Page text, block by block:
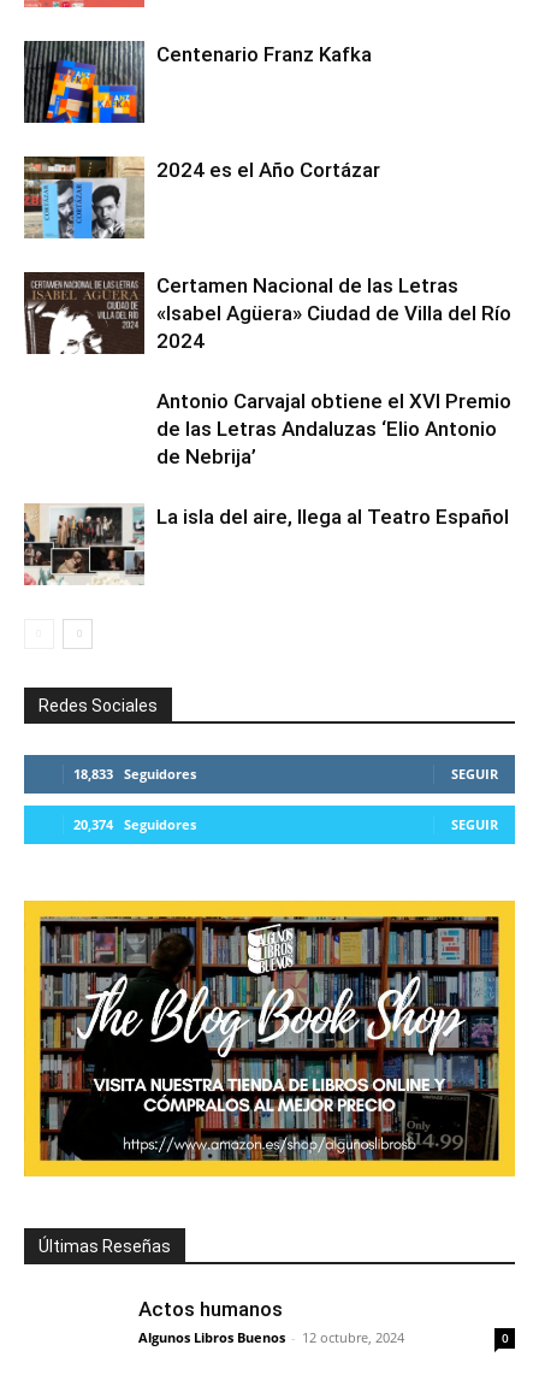
Centenario Franz Kafka
2024 es el Año Cortázar
Certamen Nacional de las Letras
«Isabel Agüera» Ciudad de Villa del Río
2024
Antonio Carvajal obtiene el XVI Premio
de las Letras Andaluzas ‘Elio Antonio
de Nebrija’
La isla del aire, llega al Teatro Español
Redes Sociales
18,833 Seguidores SEGUIR
20,374 Seguidores SEGUIR
Últimas Reseñas
Actos humanos
Algunos Libros Buenos - 12 octubre, 2024 0